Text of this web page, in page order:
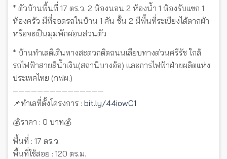
* ตัวบ้านพื้นที่ 17 ตร.ว. 2 ห้องนอน 2 ห้องน้ำ 1 ห้องรับแขก 1
ห้องครัว มีที่จอดรถในบ้าน 1 คัน ชั้น 2 มีพื้นที่ระเบียงได้ตากผ้า
หรือจะเป็นมุมพักผ่อนส่วนตัว
* บ้านทำเลดีเดินทางสะดวกติดถนนเลียบทางด่วนศรีรัช ใกล้
รถไฟฟ้าสายสีน้ำเงิน(สถานีบางอ้อ) และการไฟฟ้าฝ่ายผลิตแห่ง
ประเทศไทย (กฟผ.)
———————————————
📌ทำเลที่ตั้งโครงการ : bit.ly/44iowC1
💰ราคา : 0 บาท💰
พื้นที่ : 17 ตร.ว.
พื้นที่ใช้สอย : 120 ตร.ม.